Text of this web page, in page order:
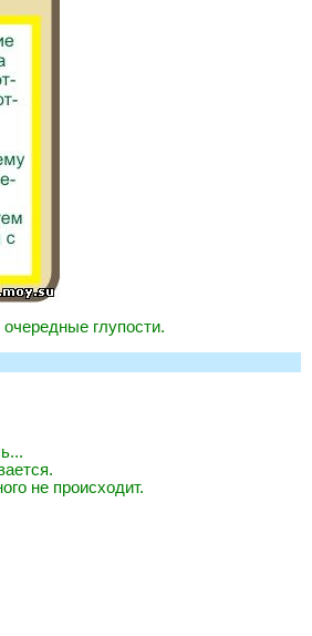
глупости.
не происходит.